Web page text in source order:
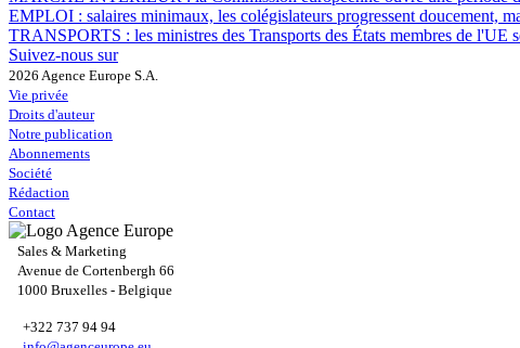
EMPLOI : salaires minimaux, les colégislateurs progressent doucement,
TRANSPORTS : les ministres des Transports des États membres de
Suivez-nous sur
2026 Agence Europe S.A.
Vie privée
Droits d'auteur
Notre publication
Abonnements
Société
Rédaction
Contact
Sales & Marketing
Avenue de Cortenbergh 66
1000 Bruxelles - Belgique
+322 737 94 94